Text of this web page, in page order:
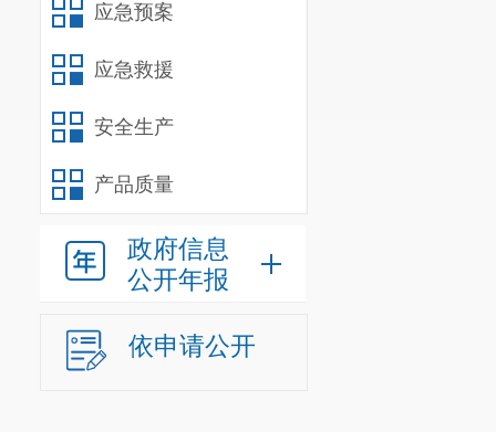
应急预案
应急救援
安全生产
产品质量
政府信息
公开年报
依申请公开